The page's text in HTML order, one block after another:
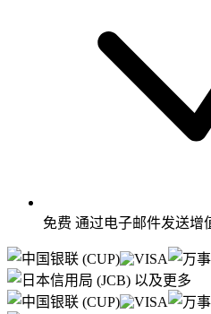
免费 通过电子邮件发送增
以及更多